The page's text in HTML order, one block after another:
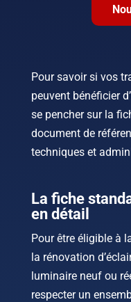
Pour savoir si vos
peuvent bénéficier
se pencher sur la
document de
techniques et
La fiche
en détail
Pour être éligible à
la rénovation
luminaire neuf ou
respecter un